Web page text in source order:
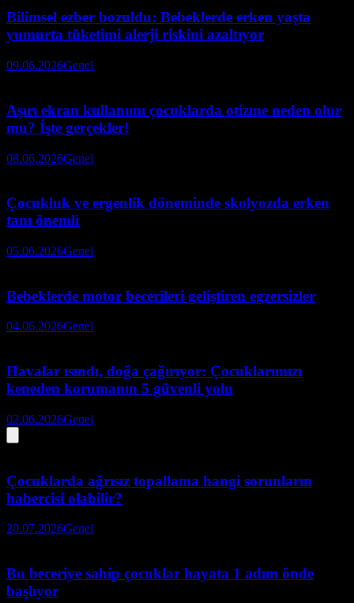
Bilimsel ezber bozuldu: Bebeklerde erken yaşta
yumurta tüketimi alerji riskini azaltıyor
09.06.2026Genel
Aşırı ekran kullanımı çocuklarda otizme neden olur
mu? İşte gerçekler!
08.06.2026Genel
Çocukluk ve ergenlik döneminde skolyozda erken
tanı önemli
05.06.2026Genel
Bebeklerde motor becerileri geliştiren egzersizler
04.06.2026Genel
Havalar ısındı, doğa çağırıyor: Çocuklarımızı
keneden korumanın 5 güvenli yolu
02.06.2026Genel
Çocuklarda ağrısız topallama hangi sorunların
habercisi olabilir?
20.07.2026Genel
Bu beceriye sahip çocuklar hayata 1 adım önde
başlıyor